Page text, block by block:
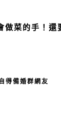
做菜的手！還
得備婚群網友